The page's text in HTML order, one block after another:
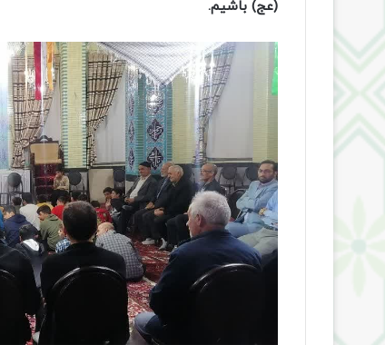
(عج) باشیم.